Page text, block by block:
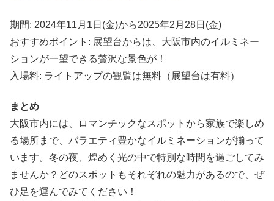
期間: 2024年11月1日(金)から2025年2月28日(金)
おすすめポイント: 展望台からは、大阪市内のイルミネー
ションが一望できる贅沢な景色が！
入場料: ライトアップの観覧は無料（展望台は有料）
まとめ
大阪市内には、ロマンチックなスポットから家族で楽しめ
る場所まで、バラエティ豊かなイルミネーションが揃って
います。冬の夜、煌めく光の中で特別な時間を過ごしてみ
ませんか？どのスポットもそれぞれの魅力があるので、ぜ
ひ足を運んでみてください！